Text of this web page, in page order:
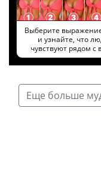
Выберите
и узнайте, что
чувствуют рядом с
Еще больше